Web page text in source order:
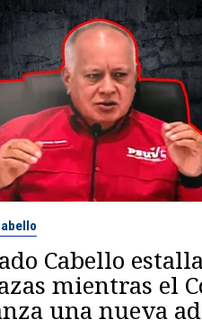
Cabello
mientras el
una nueva